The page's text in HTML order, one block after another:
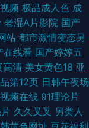
频 极品成人色 成
老湿A片影院 国产
站 都市激情变态另
在线看 国产婷婷五
高清 美女黄色18 亚
第12页 日韩午夜场
频在线 91理论片
久久叉叉 另类人